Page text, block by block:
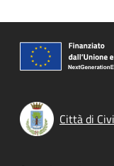
Città di